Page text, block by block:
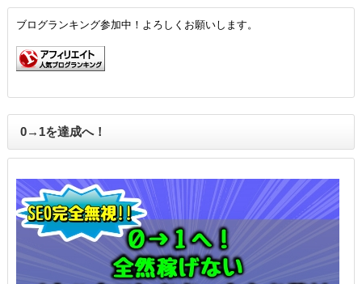
ブログランキング参加中！よろしくお願いします。
0→1を達成へ！